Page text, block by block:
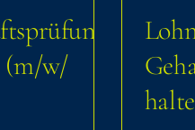
(m/​​w/​​